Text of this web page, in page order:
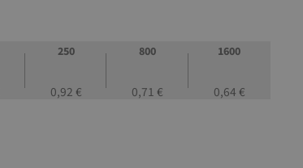
250
0,92 €
800
0,71 €
1600
0,64 €